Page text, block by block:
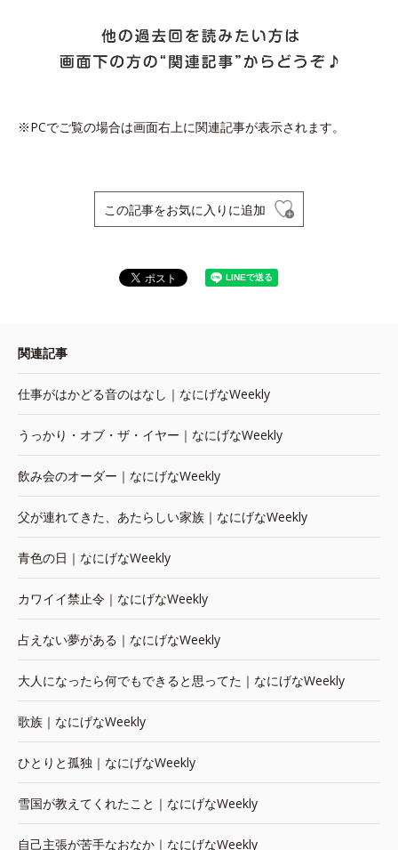
※PCでご覧の場合は画面右上に関連記事が表示されます。
この記事をお気に入りに追加
関連記事
仕事がはかどる音のはなし｜なにげなWeekly
うっかり・オブ・ザ・イヤー｜なにげなWeekly
飲み会のオーダー｜なにげなWeekly
父が連れてきた、あたらしい家族｜なにげなWeekly
青色の日｜なにげなWeekly
カワイイ禁止令｜なにげなWeekly
占えない夢がある｜なにげなWeekly
大人になったら何でもできると思ってた｜なにげなWeekly
歌族｜なにげなWeekly
ひとりと孤独｜なにげなWeekly
雪国が教えてくれたこと｜なにげなWeekly
自己主張が苦手なおなか｜なにげなWeekly